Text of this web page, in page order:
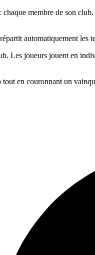
membre de son
automatiquement les
Les joueurs jouent en
en couronnant un